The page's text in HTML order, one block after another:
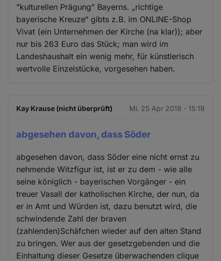
"kulturellen Prägung" Bayerns. „richtige
bayerische Kreuze“ gibts z.B. im ONLINE-Shop
Vivat (ein Unternehmen der Kirche (na klar)); aber
nur bis 263 Euro das Stück; man wird im
Landeshaushalt ein wenig mehr, für künstlerisch
wertvolle Einzelstücke, vorgesehen haben.
Kay Krause (nicht überprüft) Mi. 25 Apr 2018 - 15:19
abgesehen davon, dass Söder
abgesehen davon, dass Söder eine nicht ernst zu
nehmende Witzfigur ist, ist er zu dem - wie alle
seine königlich - bayerischen Vorgänger - ein
treuer Vasall der katholischen Kirche, der nun, da
er in Amt und Würden ist, dazu benutzt wird, die
schwindende Zahl der braven
(zahlenden)Schäfchen wieder auf den alten Stand
zu bringen. Wer aus der gesetzgebenden und die
Einhaltung dieser Gesetze überwachenden clique